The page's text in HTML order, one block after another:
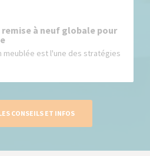
à neuf globale pour
meublée est l'une des stratégies
CONSEILS ET INFOS